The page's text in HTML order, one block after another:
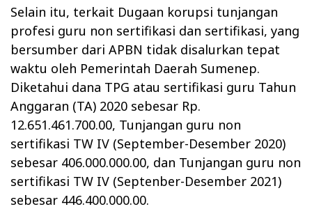
Selain itu, terkait Dugaan korupsi tunjangan
profesi guru non sertifikasi dan sertifikasi, yang
bersumber dari APBN tidak disalurkan tepat
waktu oleh Pemerintah Daerah Sumenep.
Diketahui dana TPG atau sertifikasi guru Tahun
Anggaran (TA) 2020 sebesar Rp.
12.651.461.700.00, Tunjangan guru non
sertifikasi TW IV (September-Desember 2020)
sebesar 406.000.000.00, dan Tunjangan guru non
sertifikasi TW IV (Septenber-Desember 2021)
sebesar 446.400.000.00.